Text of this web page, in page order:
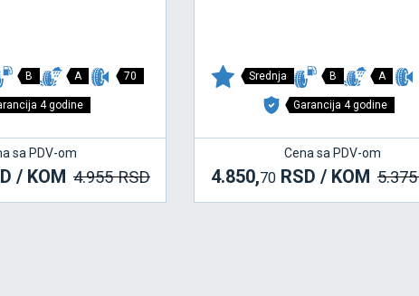
B A 70
4 godine
sa PDV-om
/ KOM 4.955 RSD
Srednja B A
Garancija 4 godine
Cena sa PDV-om
4.850,70RSD / KOM